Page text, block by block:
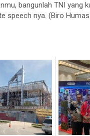
bangunlah TNI
speech nya. (Biro